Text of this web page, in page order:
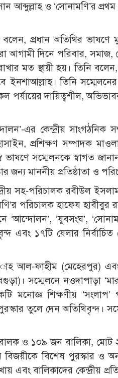
আব্দুল্লাহ ও ‘সোনামণি’র
প্রধান অতিথির
আগামী দিনে পরিবার,
মত স্থায়ী হয়। তিনি
তিনি
দায়িত্বশীল,
এর কেন্দ্রীয় সাংগঠনিক
প্রশিক্ষণ সম্পাদক
সম্মেলনকে স্বাগত
মাননীয় প্রতিষ্ঠাতা ও
সহ-পরিচালক রবীউল
পরিচালক হাফেয হাবীবুর
‘আন্দোলন’, ‘যুবসংঘ’,
এবং ১৭টি যেলার
আল-ফাহীম (মেহেরপুর)
সম্মেলনে নওদাপাড়া
মনোজ্ঞ শিক্ষণীয়
তুলে দেন অতিথিবৃন্দ।
বালক ও ১০৯ জন বালিকা,
বিশেষ পুরস্কার ও
এবং বালিকাদের কেন্দ্রীয়